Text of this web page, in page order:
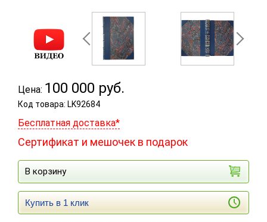
Цена: 100 000 руб.
Код товара: LK92684
Бесплатная доставка*
Сертификат и мешочек в подарок
В корзину
Купить в 1 клик